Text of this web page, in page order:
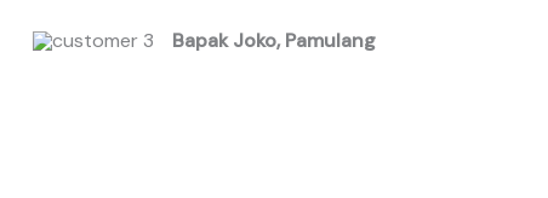
o
Bapak Joko, Pamulang